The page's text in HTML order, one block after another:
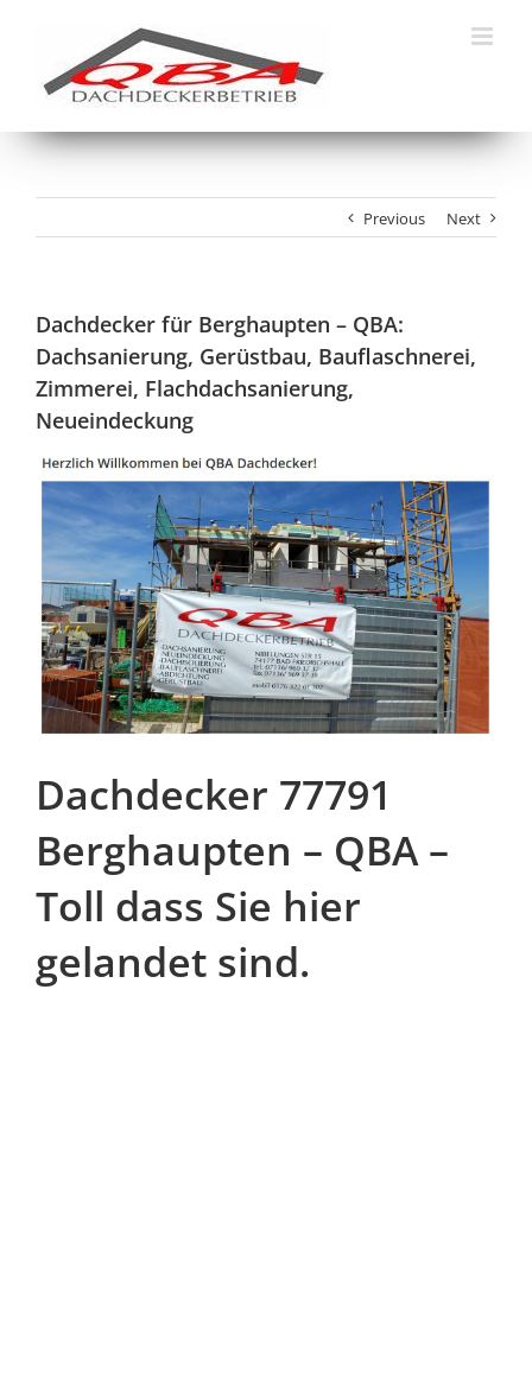
Previous Next
Dachdecker für Berghaupten – QBA:
Dachsanierung, Gerüstbau, Bauflaschnerei,
Zimmerei, Flachdachsanierung,
Neueindeckung
Dachdecker 77791
Berghaupten – QBA –
Toll dass Sie hier
gelandet sind.